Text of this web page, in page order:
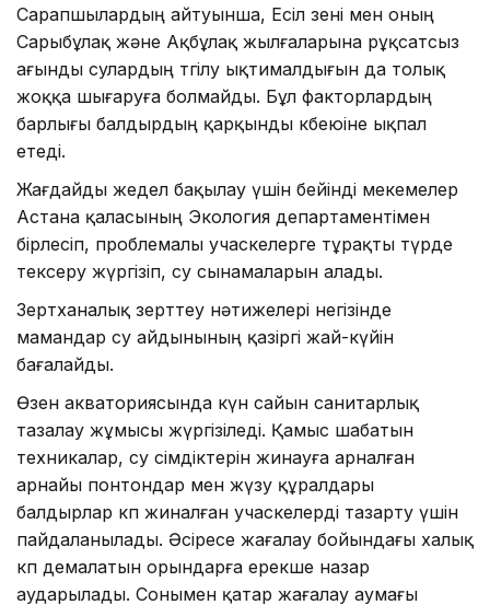
Сарапшылардың айтуынша, Есіл өзені мен оның
Сарыбұлақ және Ақбұлақ жылғаларына рұқсатсыз
ағынды сулардың төгілу ықтималдығын да толық
жоққа шығаруға болмайды. Бұл факторлардың
барлығы балдырдың қарқынды көбеюіне ықпал
етеді.
Жағдайды жедел бақылау үшін бейінді мекемелер
Астана қаласының Экология департаментімен
бірлесіп, проблемалы учаскелерге тұрақты түрде
тексеру жүргізіп, су сынамаларын алады.
Зертханалық зерттеу нәтижелері негізінде
мамандар су айдынының қазіргі жай-күйін
бағалайды.
Өзен акваториясында күн сайын санитарлық
тазалау жұмысы жүргізіледі. Қамыс шабатын
техникалар, су өсімдіктерін жинауға арналған
арнайы понтондар мен жүзу құралдары
балдырлар көп жиналған учаскелерді тазарту үшін
пайдаланылады. Әсіресе жағалау бойындағы халық
көп демалатын орындарға ерекше назар
аударылады. Сонымен қатар жағалау аумағы